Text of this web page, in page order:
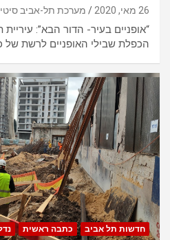
26 מאי, 2020 מערכת תל-אביב סיטי
“אופניים בעיר- הדור הבא”:
הכפלת שבילי האופניים לרשת של כ-300
חדשות תל אביב כתבה ראשית